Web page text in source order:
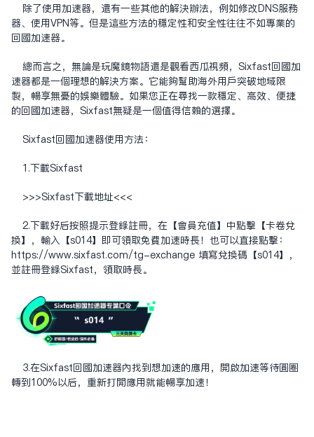
除了使用加速器，还有一些其他的解决办法，例如修改DNS服务
器、使用VPN等。但是这些方法的稳定性和安全性往往不如专业的
回国加速器。
总而言之，无论是玩魔镜物语还是观看西瓜视频，Sixfast回国加
速器都是一个理想的解决方案。它能够帮助海外用户突破地域限
制，畅享无忧的娱乐体验。如果您正在寻找一款稳定、高效、便捷
的回国加速器，Sixfast无疑是一个值得信赖的选择。
Sixfast回国加速器使用方法：
1.下载Sixfast
>>>Sixfast下载地址<<<
2.下载好后按照提示登录注册，在【会员充值】中点击【卡卷兑
换】，输入【s014】即可领取免费加速时长！也可以直接点击：
https://www.sixfast.com/tg-exchange 填写兑换码【s014】，
并注册登录Sixfast，领取时长。
3.在Sixfast回国加速器内找到想加速的应用，开启加速等待圆圈
转到100%以后，重新打开应用就能畅享加速！